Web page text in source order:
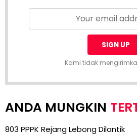
Kami tidak
803 PPPK Rejang Lebong Dilantik